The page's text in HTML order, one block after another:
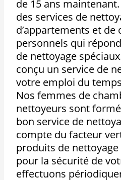
de 15 ans
des services de
d’appartements et de
personnels qui
de nettoyage
conçu un service de
votre emploi du
Nos femmes de
nettoyeurs sont
bon service de
compte du facteur
produits de
pour la sécurité de
effectuons